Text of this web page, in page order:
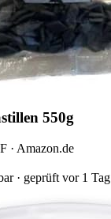
550g
· Amazon.de
· geprüft vor 1 Tag